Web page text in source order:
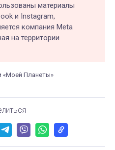
материалы
и Instagram,
компания Meta
на территории
«Моей Планеты»